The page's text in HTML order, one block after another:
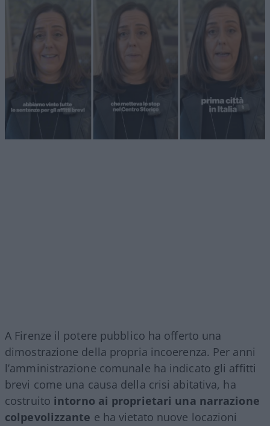
A Firenze il potere pubblico ha offerto una
dimostrazione della propria incoerenza. Per anni
l’amministrazione comunale ha indicato gli affitti
brevi come una causa della crisi abitativa, ha
costruito intorno ai proprietari una narrazione
colpevolizzante e ha vietato nuove locazioni